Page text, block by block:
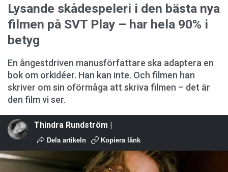
Lysande skådespeleri i den bästa nya
filmen på SVT Play – har hela 90% i
betyg
En ångestdriven manusförfattare ska adaptera en
bok om orkidéer. Han kan inte. Och filmen han
skriver om sin oförmåga att skriva filmen – det är
den film vi ser.
Thindra Rundström |
Dela artikeln Kopiera länk